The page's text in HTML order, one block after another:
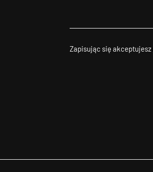
Zapisując się akceptujesz